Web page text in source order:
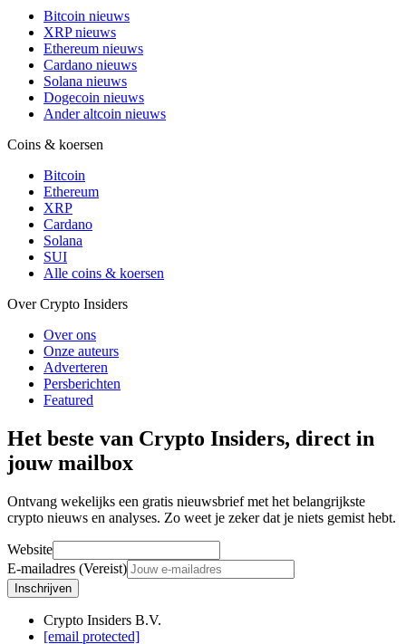
Bitcoin nieuws
XRP nieuws
Ethereum nieuws
Cardano nieuws
Solana nieuws
Dogecoin nieuws
Ander altcoin nieuws
Coins & koersen
Bitcoin
Ethereum
XRP
Cardano
Solana
SUI
Alle coins & koersen
Over Crypto Insiders
Over ons
Onze auteurs
Adverteren
Persberichten
Featured
Het beste van Crypto Insiders, direct in
jouw mailbox
Ontvang wekelijks een gratis nieuwsbrief met het belangrijkste
crypto nieuws en analyses. Zo weet je zeker dat je niets gemist hebt.
Website
E-mailadres (Vereist)
Inschrijven
Crypto Insiders B.V.
[email protected]